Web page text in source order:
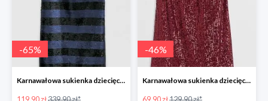
-65%
Karnawałowa sukienka dziecięca GUESS JEANS
119.90 zł339.90 zł*
-46%
Karnawałowa sukienka dziecięca MANGO KIDS
69.90 zł129.90 zł*